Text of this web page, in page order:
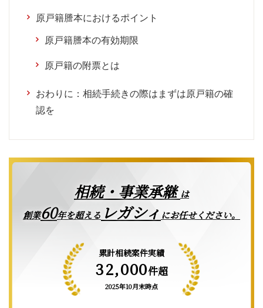
原戸籍謄本におけるポイント
原戸籍謄本の有効期限
原戸籍の附票とは
おわりに：相続手続きの際はまずは原戸籍の確
認を
相続・事業承継は
創業60年を超える レガシィ にお任せください。
累計相続案件実績
32,000件超
2025年10月末時点